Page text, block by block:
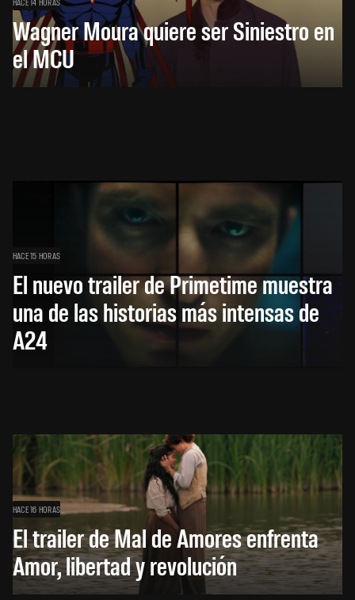
Wagner Moura quiere ser Siniestro en
el MCU
HACE 15 HORAS
El nuevo trailer de Primetime muestra
una de las historias más intensas de
A24
HACE 16 HORAS
El trailer de Mal de Amores enfrenta
Amor, libertad y revolución